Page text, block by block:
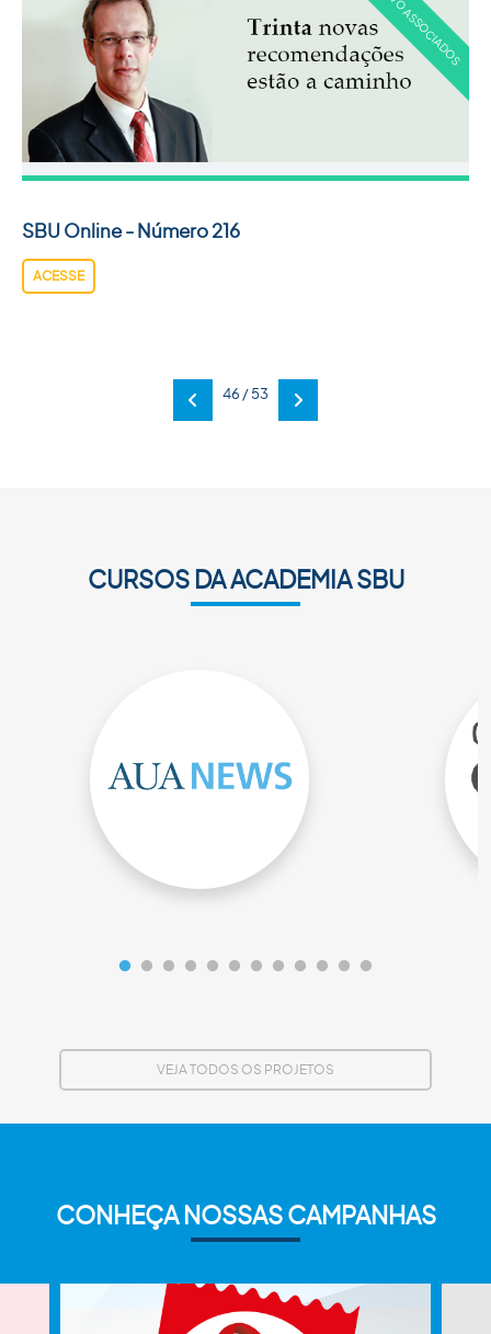
SBU Online - Número 216
ACESSE
Anterior
46 / 53
Próxima
CURSOS DA ACADEMIA SBU
VEJA TODOS OS PROJETOS
CONHEÇA NOSSAS CAMPANHAS